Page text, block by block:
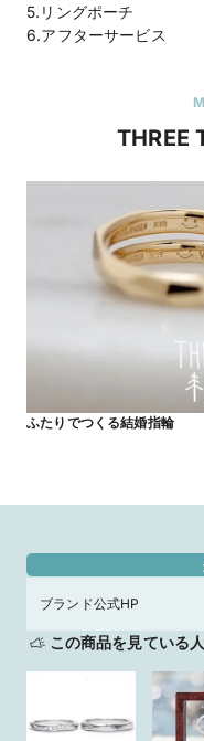
5.リングポーチ
6.アフターサービス
THREE
ふたりでつくる結婚指輪
ブランド公式HP
この商品を見ている